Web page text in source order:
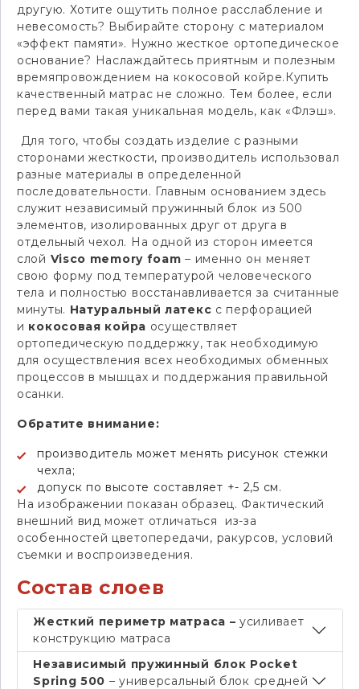
другую. Хотите ощутить полное расслабление и
невесомость? Выбирайте сторону с материалом
«эффект памяти». Нужно жесткое ортопедическое
основание? Наслаждайтесь приятным и полезным
времяпровождением на кокосовой койре.Купить
качественный матрас не сложно. Тем более, если
перед вами такая уникальная модель, как «Флэш».
Для того, чтобы создать изделие с разными
сторонами жесткости, производитель использовал
разные материалы в определенной
последовательности. Главным основанием здесь
служит независимый пружинный блок из 500
элементов, изолированных друг от друга в
отдельный чехол. На одной из сторон имеется
слой Visco memory foam – именно он меняет
свою форму под температурой человеческого
тела и полностью восстанавливается за считанные
минуты. Натуральный латекс с перфорацией
и кокосовая койра осуществляет
ортопедическую поддержку, так необходимую
для осуществления всех необходимых обменных
процессов в мышцах и поддержания правильной
осанки.
Обратите внимание:
производитель может менять рисунок стежки
чехла;
допуск по высоте составляет +- 2,5 см.
На изображении показан образец. Фактический
внешний вид может отличаться из-за
особенностей цветопередачи, ракурсов, условий
съемки и воспроизведения.
Состав слоев
Жесткий периметр матраса –усиливает
конструкцию матраса
Независимый пружинный блок Pocket
Spring 500 – универсальный блок средней